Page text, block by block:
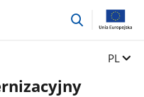
przejdź
Zmień
PL